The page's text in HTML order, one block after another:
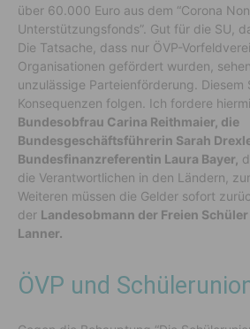
über 60.000 Euro aus dem “Corona
Unterstützungsfonds”. Gut für die SU,
Die Tatsache, dass nur ÖVP-
Organisationen gefördert wurden,
unzulässige Parteienförderung. Diesem
Konsequenzen folgen. Ich fordere
Bundesobfrau Carina Reithmaier, die
Bundesgeschäftsführerin Sarah
Bundesfinanzreferentin Laura Bayer,
die Verantwortlichen in den Ländern,
Weiteren müssen die Gelder sofort
der Landesobmann der Freien
Lanner.
ÖVP und